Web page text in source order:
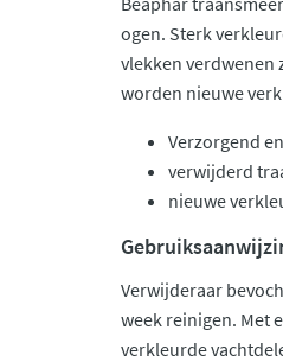
ogen. Sterk
vlekken verdwenen
worden nieuwe
Verzorgend
verwijderd
nieuwe
Verwijderaar
week reinigen. Met
verkleurde